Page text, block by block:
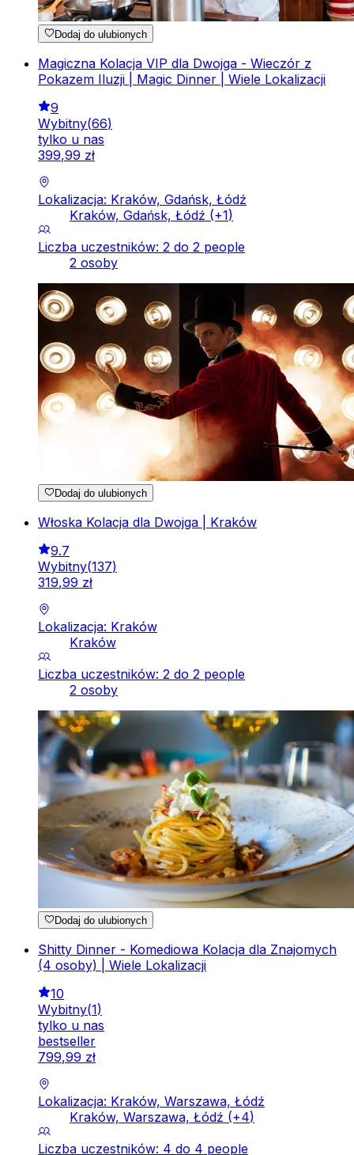
Dodaj do ulubionych
Magiczna Kolacja VIP dla Dwojga - Wieczór z
Pokazem Iluzji | Magic Dinner | Wiele Lokalizacji
9
Wybitny(66)
tylko u nas
399,99 zł
Lokalizacja: Kraków, Gdańsk, Łódź
Kraków, Gdańsk, Łódź (+1)
Liczba uczestników: 2 do 2 people
2 osoby
Dodaj do ulubionych
Włoska Kolacja dla Dwojga | Kraków
9.7
Wybitny(137)
319,99 zł
Lokalizacja: Kraków
Kraków
Liczba uczestników: 2 do 2 people
2 osoby
Dodaj do ulubionych
Shitty Dinner - Komediowa Kolacja dla Znajomych
(4 osoby) | Wiele Lokalizacji
10
Wybitny(1)
tylko u nas
bestseller
799,99 zł
Lokalizacja: Kraków, Warszawa, Łódź
Kraków, Warszawa, Łódź (+4)
Liczba uczestników: 4 do 4 people